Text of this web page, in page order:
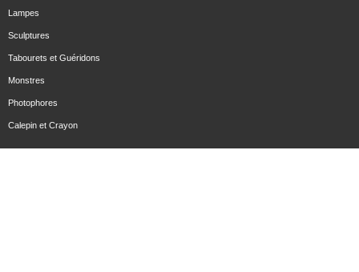
Lampes
Sculptures
Tabourets et Guéridons
Monstres
Photophores
Calepin et Crayon